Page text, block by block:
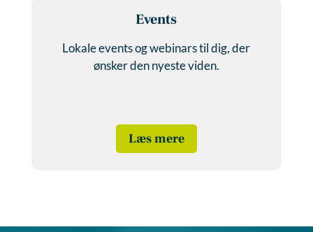
Events
Lokale events og webinars til dig, der
ønsker den nyeste viden.
Læs mere